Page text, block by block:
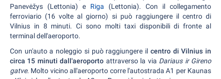
Panevėžys (Lettonia) e Riga (Lettonia). Con il collegamento
ferroviario (16 volte al giorno) si può raggiungere il centro di
Vilnius in 8 minuti. Ci sono molti taxi disponibili di fronte al
terminal dell'aeroporto.
Con un'auto a noleggio si può raggiungere il centro di Vilnius in
circa 15 minuti dall'aeroporto attraverso la via Dariaus ir Gireno
gatve. Molto vicino all'aeroporto corre l'autostrada A1 per Kaunas